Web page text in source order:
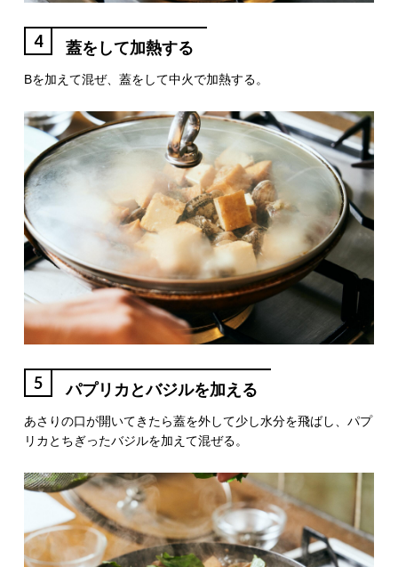
4 蓋をして加熱する
Bを加えて混ぜ、蓋をして中火で加熱する。
5 パプリカとバジルを加える
あさりの口が開いてきたら蓋を外して少し水分を飛ばし、パプ
リカとちぎったバジルを加えて混ぜる。